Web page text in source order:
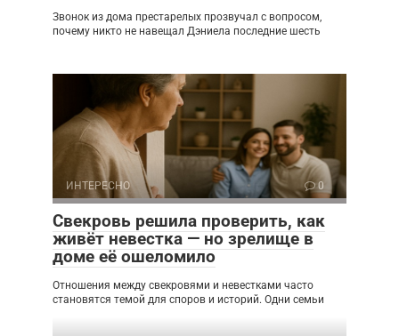
Звонок из дома престарелых прозвучал с вопросом,
почему никто не навещал Дэниела последние шесть
ИНТЕРЕСНО 0
Свекровь решила проверить, как
живёт невестка — но зрелище в
доме её ошеломило
Отношения между свекровями и невестками часто
становятся темой для споров и историй. Одни семьи